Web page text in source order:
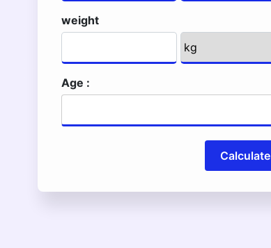
weight
Age :
Calculate